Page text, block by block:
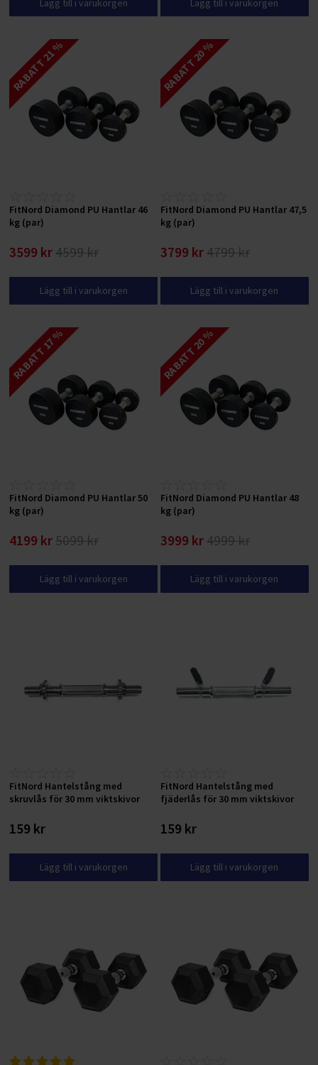
RABATT 21 %
FitNord Diamond PU Hantlar 46
kg (par)
3599 kr 4599 kr
Lägg till i varukorgen
RABATT 20 %
FitNord Diamond PU Hantlar 47,5
kg (par)
3799 kr4799 kr
Lägg till i varukorgen
RABATT 17 %
FitNord Diamond PU Hantlar 50
kg (par)
4199 kr 5099 kr
Lägg till i varukorgen
RABATT 20 %
FitNord Diamond PU Hantlar 48
kg (par)
3999 kr4999 kr
Lägg till i varukorgen
FitNord Hantelstång med
skruvlås för 30 mm viktskivor
159 kr
Lägg till i varukorgen
FitNord Hantelstång med
fjäderlås för 30 mm viktskivor
159 kr
Lägg till i varukorgen